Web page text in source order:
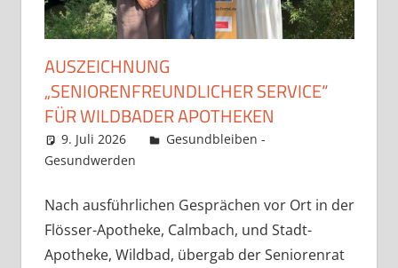
AUSZEICHNUNG
„SENIORENFREUNDLICHER SERVICE“
FÜR WILDBADER APOTHEKEN
9. Juli 2026 Claudia Ollenhauer
Gesundbleiben -
Gesundwerden
Nach ausführlichen Gesprächen vor Ort in der
Flösser-Apotheke, Calmbach, und Stadt-
Apotheke, Wildbad, übergab der Seniorenrat